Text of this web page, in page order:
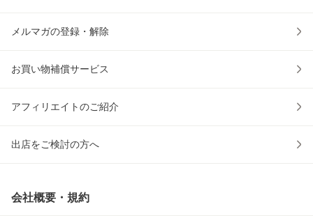
メルマガの登録・解除
お買い物補償サービス
アフィリエイトのご紹介
出店をご検討の方へ
会社概要・規約